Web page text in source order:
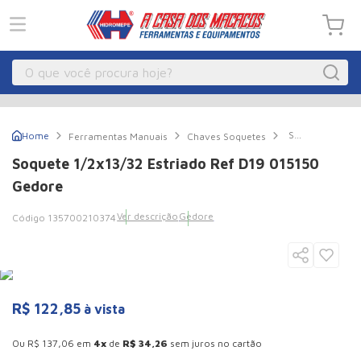
O que você procura hoje?
Ferramentas Manuais Chaves Soquetes
Soquete
Estriado
Ref
Soquete 1/2x13/32 Estriado Ref D19 015150
Gedore
135700210374Ver descrição Gedore
R$ 122,85 à vista
Ou R$ 137,06 em 4 de R$ 34 ,26 sem juros no cartão
º Macaco Hidraulico
8 Rodizio
9º Talha